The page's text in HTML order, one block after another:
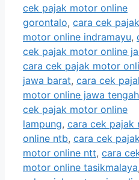
cek pajak motor online
gorontalo, cara cek pajak
motor online indramayu,
cek pajak motor online
cara cek pajak motor
jawa barat, cara cek
motor online jawa tengah
cek pajak motor online
lampung, cara cek pajak
online ntb, cara cek pajak
motor online ntt, cara
motor online tasikmalaya,